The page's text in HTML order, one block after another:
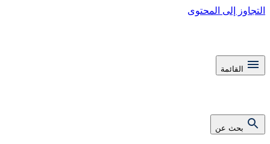
التجاوز إلى المحتوى
القائمة
بحث عن